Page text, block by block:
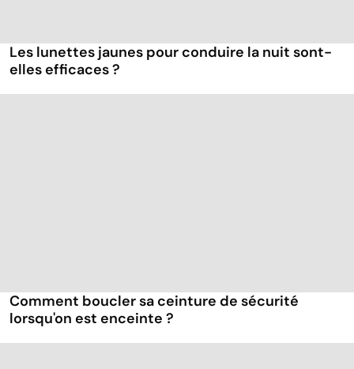
Les lunettes jaunes pour conduire la nuit sont-
elles efficaces ?
Comment boucler sa ceinture de sécurité
lorsqu'on est enceinte ?